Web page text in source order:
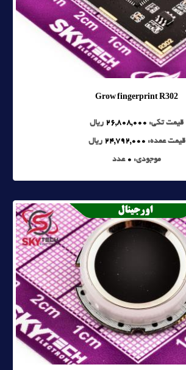
Grow fingerprint R302
قیمت تکی: 26,808,000 ریال
قیمت عمده: 24,792,000 ریال
موجودی: 0 عدد